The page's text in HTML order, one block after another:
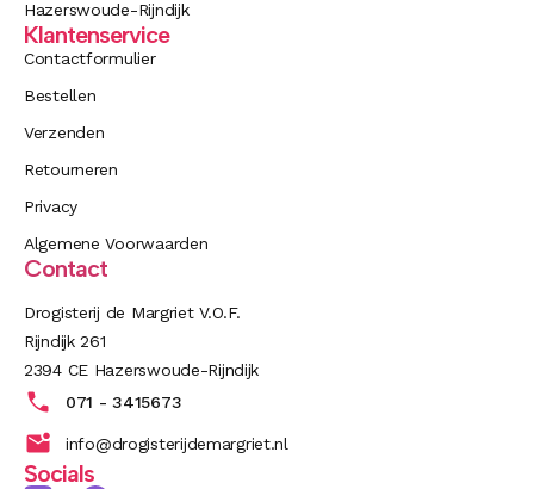
Hazerswoude-Rijndijk
Klantenservice
Contactformulier
Bestellen
Verzenden
Retourneren
Privacy
Algemene Voorwaarden
Contact
Drogisterij de Margriet V.O.F.
Rijndijk 261
2394 CE Hazerswoude-Rijndijk
071 - 3415673
info@drogisterijdemargriet.nl
Socials